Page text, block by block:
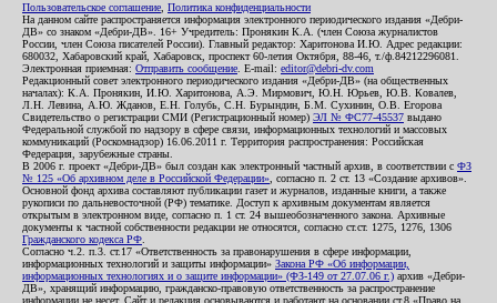
Пользовательское соглашение Политика конфиденциальности
На данном сайте распространяется информация электронного периодического издания «Дебри-
ДВ» со знаком «Дебри-ДВ». 16+ Учредитель: Пронякин К.А. (член Союза журналистов
России, член Союза писателей России). Главный редактор: Харитонова И.Ю. Адрес редакции:
680032, Хабаровский край, Хабаровск, проспект 60-летия Октября, 88-46, т./ф.84212296081.
Электронная приемная: Отправить сообщение . E-mail: editor@debri-dv.com
Редакционный совет электронного периодического издания «Дебри-ДВ» (на общественных
началах): К.А. Пронякин, И.Ю. Харитонова, А.Э. Мирмович, Ю.Н. Юрьев, Ю.В. Ковалев,
Л.Н. Левина, А.Ю. Жданов, Е.Н. Голубь, С.Н. Бурындин, Б.М. Сухинин, О.В. Егорова
Свидетельство о регистрации СМИ (Регистрационный номер) ЭЛ № ФС77-45537 выдано
Федеральной службой по надзору в сфере связи, информационных технологий и массовых
коммуникаций (Роскомнадзор) 16.06.2011 г. Территория распространения: Российская
Федерация, зарубежные страны.
В 2006 г. проект «Дебри-ДВ» был создан как электронный частный архив, в соответствии с ФЗ
№ 125 «Об архивном деле в Российской Федерации» , согласно п. 2 ст. 13 «Создание архивов».
Основной фонд архива составляют публикации газет и журналов, изданные книги, а также
рукописи по дальневосточной (РФ) тематике. Доступ к архивным документам является
открытым в электронном виде, согласно п. 1 ст. 24 вышеобозначенного закона. Архивные
документы к частной собственности редакции не относятся, согласно ст.ст. 1275, 1276, 1306
Гражданского кодекса РФ
Согласно ч.2. п.3. ст.17 «Ответственность за правонарушения в сфере информации,
информационных технологий и защиты информации» Закона РФ «Об информации,
информационных технологиях и о защите информации» (ФЗ-149 от 27.07.06 г.) архив «Дебри-
ДВ», хранящий информацию, гражданско-правовую ответственность за распространение
информации не несет. Сайт и редакция основываются и работают на основании ст.8 «Право на